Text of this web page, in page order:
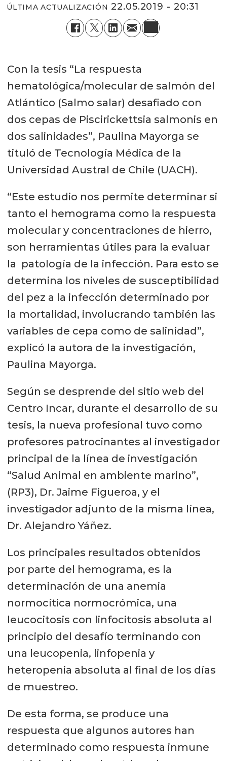
ÚLTIMA ACTUALIZACIÓN 22.05.2019 - 20:31
Con la tesis “La respuesta
hematológica/molecular de salmón del
Atlántico (Salmo salar) desafiado con
dos cepas de Piscirickettsia salmonis en
dos salinidades”, Paulina Mayorga se
tituló de Tecnología Médica de la
Universidad Austral de Chile (UACH).
“Este estudio nos permite determinar si
tanto el hemograma como la respuesta
molecular y concentraciones de hierro,
son herramientas útiles para la evaluar
la patología de la infección. Para esto se
determina los niveles de susceptibilidad
del pez a la infección determinado por
la mortalidad, involucrando también las
variables de cepa como de salinidad”,
explicó la autora de la investigación,
Paulina Mayorga.
Según se desprende del sitio web del
Centro Incar, durante el desarrollo de su
tesis, la nueva profesional tuvo como
profesores patrocinantes al investigador
principal de la línea de investigación
“Salud Animal en ambiente marino”,
(RP3), Dr. Jaime Figueroa, y el
investigador adjunto de la misma línea,
Dr. Alejandro Yáñez.
Los principales resultados obtenidos
por parte del hemograma, es la
determinación de una anemia
normocítica normocrómica, una
leucocitosis con linfocitosis absoluta al
principio del desafío terminando con
una leucopenia, linfopenia y
heteropenia absoluta al final de los días
de muestreo.
De esta forma, se produce una
respuesta que algunos autores han
determinado como respuesta inmune